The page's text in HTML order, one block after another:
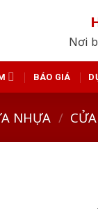
Nơi
BÁO GIÁ
NHỰA /